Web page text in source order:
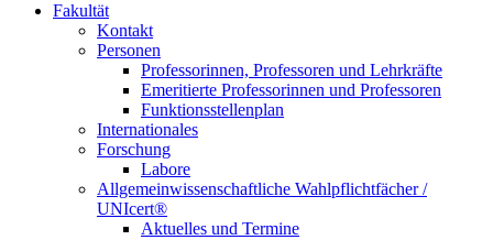
Fakultät
Kontakt
Personen
Professorinnen, Professoren und Lehrkräfte
Emeritierte Professorinnen und Professoren
Funktionsstellenplan
Internationales
Forschung
Labore
Allgemeinwissenschaftliche Wahlpflichtfächer /
UNIcert®
Aktuelles und Termine